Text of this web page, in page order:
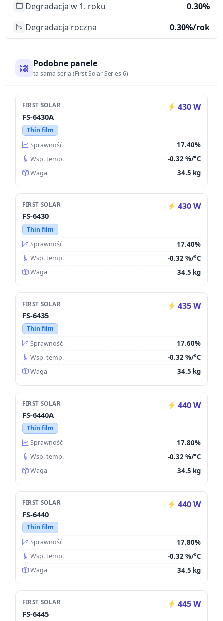
Degradacja w 1. roku
0.30%
Degradacja roczna
0.30%/rok
Podobne panele
ta sama seria (First Solar Series 6)
FIRST SOLAR 430 W
FS-6430A
Thin film
Sprawność
17.40%
Wsp. temp. -0.32 %/°C
Waga 34.5 kg
FIRST SOLAR 430 W
FS-6430
Thin film
Sprawność
17.40%
Wsp. temp. -0.32 %/°C
Waga 34.5 kg
FIRST SOLAR 435 W
FS-6435
Thin film
Sprawność
17.60%
Wsp. temp. -0.32 %/°C
Waga 34.5 kg
FIRST SOLAR 440 W
FS-6440A
Thin film
Sprawność
17.80%
Wsp. temp. -0.32 %/°C
Waga 34.5 kg
FIRST SOLAR 440 W
FS-6440
Thin film
Sprawność
17.80%
Wsp. temp. -0.32 %/°C
Waga 34.5 kg
FIRST SOLAR 445 W
FS-6445